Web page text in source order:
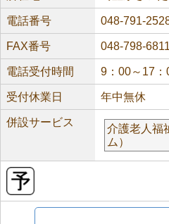
電話番号 048-791-
FAX番号 048-798-6811
電話受付時間 9：00～17：
受付休業日 年中無休
併設サービス
介護老人福
ム）